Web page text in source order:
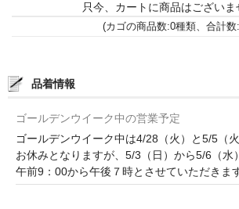
Mas Bres（ﾏｽ･ﾌﾞﾚｽ）
Italia/ｲｱﾀﾘｱ
Abruzzo/ｱﾌﾞﾙｯﾂｫ州
只今、カートに商品はございま
(カゴの商品数:0種類、合計数
品着情報
ゴールデンウイーク中の営業予定
ゴールデンウイーク中は4/28（火）と5/5（
お休みとなりますが、5/3（日）から5/6（水
午前9：00から午後７時とさせていただきます